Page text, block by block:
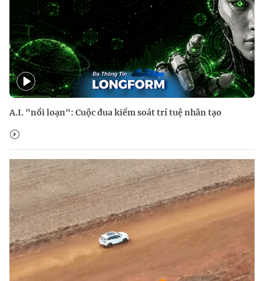
A.I. "nổi loạn": Cuộc đua kiểm soát trí tuệ nhân tạo